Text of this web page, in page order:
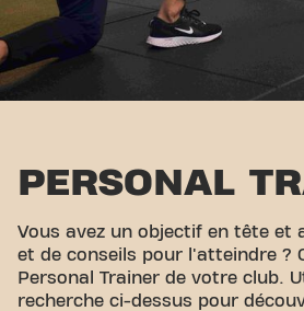
PERSONAL
Vous avez un objectif en tête et
et de conseils pour l'atteindre ?
Personal Trainer de votre club.
recherche ci-dessus pour